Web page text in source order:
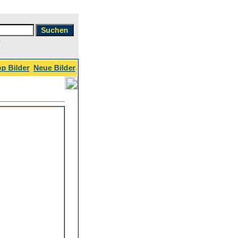
Bilder Neue Bilder